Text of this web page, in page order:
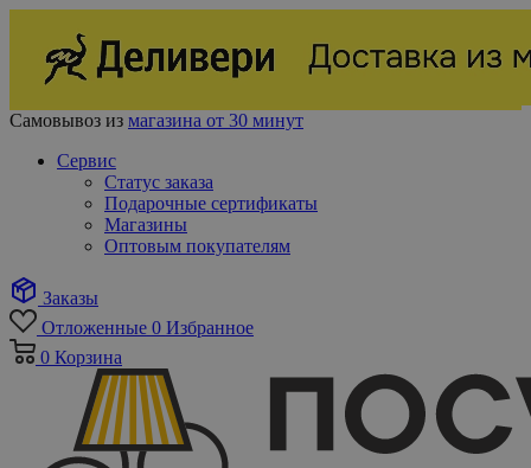
Самовывоз из магазина от 30 минут
Сервис
Статус заказа
Подарочные сертификаты
Магазины
Оптовым покупателям
Заказы
Отложенные 0 Избранное
0 Корзина